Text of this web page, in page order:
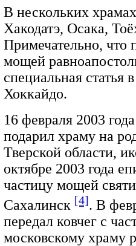
В нескольких
Хакодатэ, Осака,
Примечательно, что
мощей
специальная статья
Хоккайдо.
16 февраля 2003
подарил храму на
Тверской области,
октябре 2003 года
частицу мощей
Сахалинск [4]. В
передал ковчег с
московскому храму